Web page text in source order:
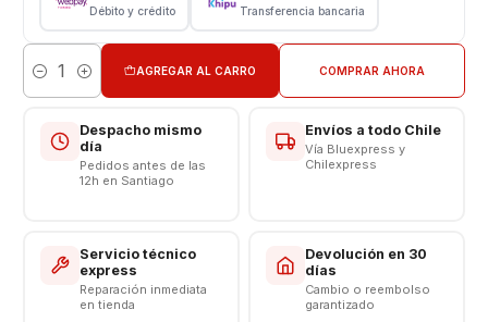
Débito y crédito Transferencia bancaria
Cantidad
AGREGAR AL CARRO COMPRAR AHORA
Despacho mismo
día
Pedidos antes de las
12h en Santiago
Envíos a todo Chile
Vía Bluexpress y
Chilexpress
Servicio técnico
express
Reparación inmediata
en tienda
Devolución en 30
días
Cambio o reembolso
garantizado